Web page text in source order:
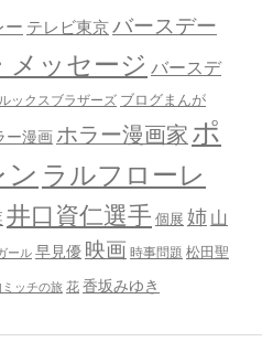
ー テレビ東京バースデー
メッセージ バースデ
ックスブラザーズ ブログまんが
ー漫画 ホラー漫画家 ポ
ン ラルフローレ
井口資仁選手 個展 姉 山
ール 早見優 映画 時事問題 松田聖
ッチの旅 花 香坂みゆき